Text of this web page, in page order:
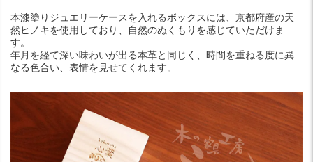
本漆塗りジュエリーケースを入れるボックスには、京都府産の天
然ヒノキを使用しており、自然のぬくもりを感じていただけま
す。
年月を経て深い味わいが出る本革と同じく、時間を重ねる度に異
なる色合い、表情を見せてくれます。